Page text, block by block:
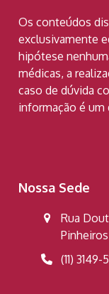
Os conteúdos
exclusivamente
hipótese
médicas, a
caso de dúvida
informação é
Nossa Sede
Rua
(11) 3149-